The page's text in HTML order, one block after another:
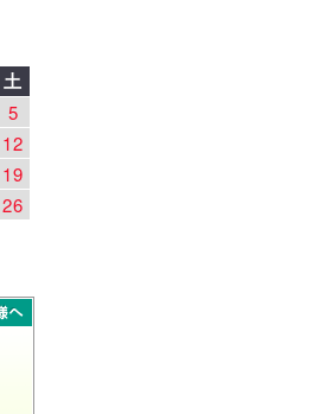
土
5
12
19
26